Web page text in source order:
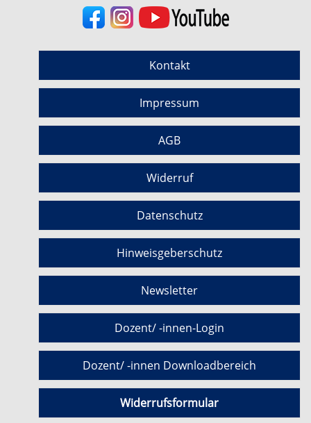
Kontakt
Impressum
AGB
Widerruf
Datenschutz
Hinweisgeberschutz
Newsletter
Dozent/ -innen-Login
Dozent/ -innen Downloadbereich
Widerrufsformular